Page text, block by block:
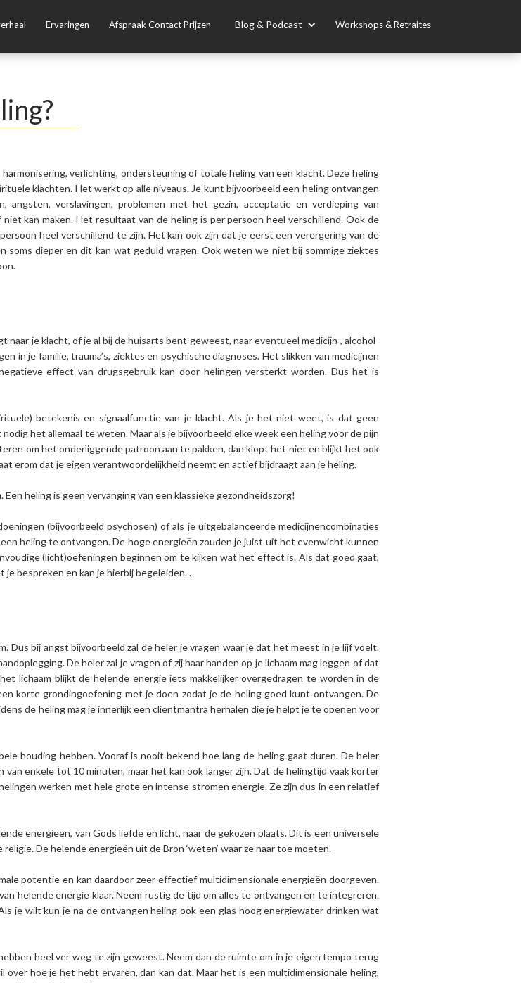
Ervaringen Afspraak Contact Prijzen Blog & Podcast Workshops & Retraites
verlichting, ondersteuning of totale heling van een klacht. Deze heling
klachten. Het werkt op alle niveaus. Je kunt bijvoorbeeld een heling ontvangen
angsten, verslavingen, problemen met het gezin, acceptatie en verdieping van
kan maken. Het resultaat van de heling is per persoon heel verschillend. Ook de
heel verschillend te zijn. Het kan ook zijn dat je eerst een verergering van de
dieper en dit kan wat geduld vragen. Ook weten we niet bij sommige ziektes
naar je klacht, of je al bij de huisarts bent geweest, naar eventueel medicijn-, alcohol-
in je familie, trauma’s, ziektes en psychische diagnoses. Het slikken van medicijnen
effect van drugsgebruik kan door helingen versterkt worden. Dus het is
betekenis en signaalfunctie van je klacht. Als je het niet weet, is dat geen
het allemaal te weten. Maar als je bijvoorbeeld elke week een heling voor de pijn
om het onderliggende patroon aan te pakken, dan klopt het niet en blijkt het ook
erom dat je eigen verantwoordelijkheid neemt en actief bijdraagt aan je heling.
heling is geen vervanging van een klassieke gezondheidszorg!
(bijvoorbeeld psychosen) of als je uitgebalanceerde medicijnencombinaties
heling te ontvangen. De hoge energieën zouden je juist uit het evenwicht kunnen
(licht)oefeningen beginnen om te kijken wat het effect is. Als dat goed gaat,
je bespreken en kan je hierbij begeleiden. .
Dus bij angst bijvoorbeeld zal de heler je vragen waar je dat het meest in je lijf voelt.
De heler zal je vragen of zij haar handen op je lichaam mag leggen of dat
lichaam blijkt de helende energie iets makkelijker overgedragen te worden in de
korte grondingoefening met je doen zodat je de heling goed kunt ontvangen. De
de heling mag je innerlijk een cliëntmantra herhalen die je helpt je te openen voor
houding hebben. Vooraf is nooit bekend hoe lang de heling gaat duren. De heler
enkele tot 10 minuten, maar het kan ook langer zijn. Dat de helingtijd vaak korter
werken met hele grote en intense stromen energie. Ze zijn dus in een relatief
energieën, van Gods liefde en licht, naar de gekozen plaats. Dit is een universele
De helende energieën uit de Bron ‘weten’ waar ze naar toe moeten.
potentie en kan daardoor zeer effectief multidimensionale energieën doorgeven.
helende energie klaar. Neem rustig de tijd om alles te ontvangen en te integreren.
je wilt kun je na de ontvangen heling ook een glas hoog energiewater drinken wat
heel ver weg te zijn geweest. Neem dan de ruimte om in je eigen tempo terug
hoe je het hebt ervaren, dan kan dat. Maar het is een multidimensionale heling,